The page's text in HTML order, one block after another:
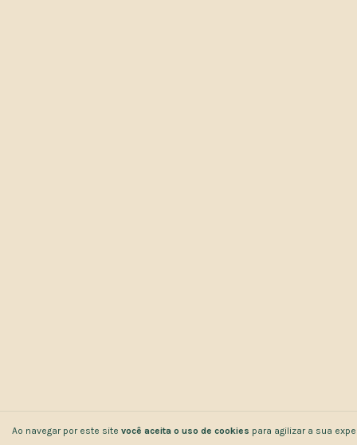
Ao navegar por este site você aceita o uso de cookies para agilizar a sua